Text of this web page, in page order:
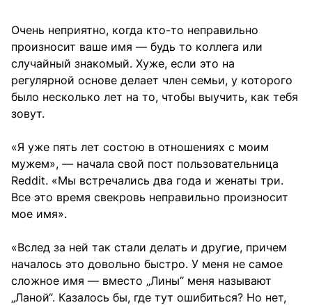
Очень неприятно, когда кто-то неправильно
произносит ваше имя — будь то коллега или
случайный знакомый. Хуже, если это на
регулярной основе делает член семьи, у которого
было несколько лет на то, чтобы выучить, как тебя
зовут.
«Я уже пять лет состою в отношениях с моим
мужем», — начала свой пост пользовательница
Reddit. «Мы встречались два года и женаты три.
Все это время свекровь неправильно произносит
мое имя».
«Вслед за ней так стали делать и другие, причем
началось это довольно быстро. У меня не самое
сложное имя — вместо „Лины“ меня называют
„Ланой“. Казалось бы, где тут ошибиться? Но нет,